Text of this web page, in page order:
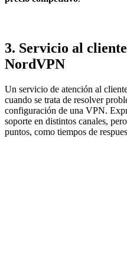
3. Servicio al
NordVPN
Un servicio de atención al
cuando se trata de resolver
configuración de una VPN.
soporte en distintos canales,
puntos, como tiempos de